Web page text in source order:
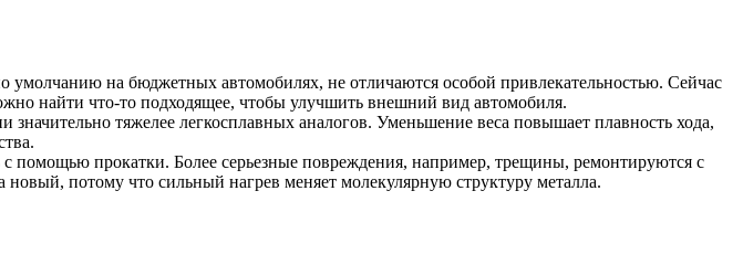
на бюджетных автомобилях, не отличаются особой привлекательностью. Сейчас
найти что-то подходящее, чтобы улучшить внешний вид автомобиля.
тяжелее легкосплавных аналогов. Уменьшение веса повышает плавность хода,
прокатки. Более серьезные повреждения, например, трещины, ремонтируются с
потому что сильный нагрев меняет молекулярную структуру металла.